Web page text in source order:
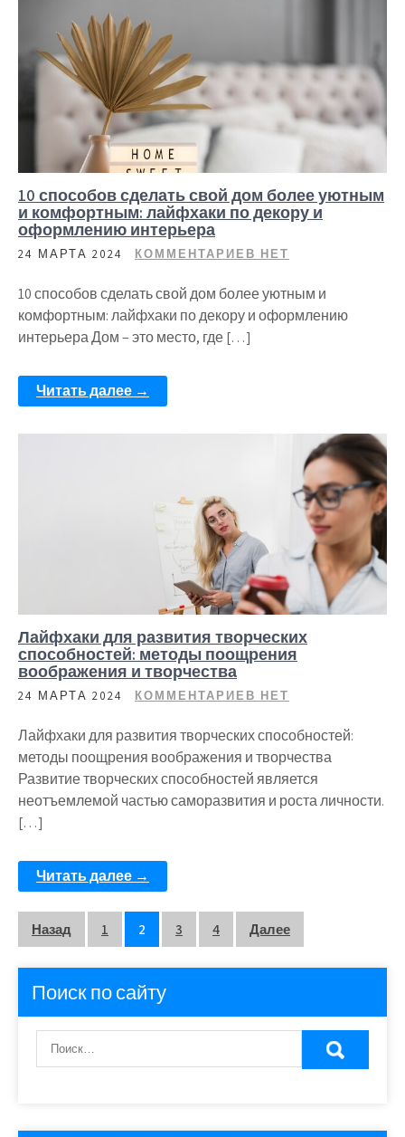
10 способов сделать свой дом более уютным
и комфортным: лайфхаки по декору и
оформлению интерьера
24 МАРТА 2024 КОММЕНТАРИЕВ НЕТ
10 способов сделать свой дом более уютным и
комфортным: лайфхаки по декору и оформлению
интерьера Дом – это место, где […]
Читать далее →
Лайфхаки для развития творческих
способностей: методы поощрения
воображения и творчества
24 МАРТА 2024 КОММЕНТАРИЕВ НЕТ
Лайфхаки для развития творческих способностей:
методы поощрения воображения и творчества
Развитие творческих способностей является
неотъемлемой частью саморазвития и роста личности.
[…]
Читать далее →
Пагинация
записей
Назад 1 2 3 4 Далее
Поиск по сайту